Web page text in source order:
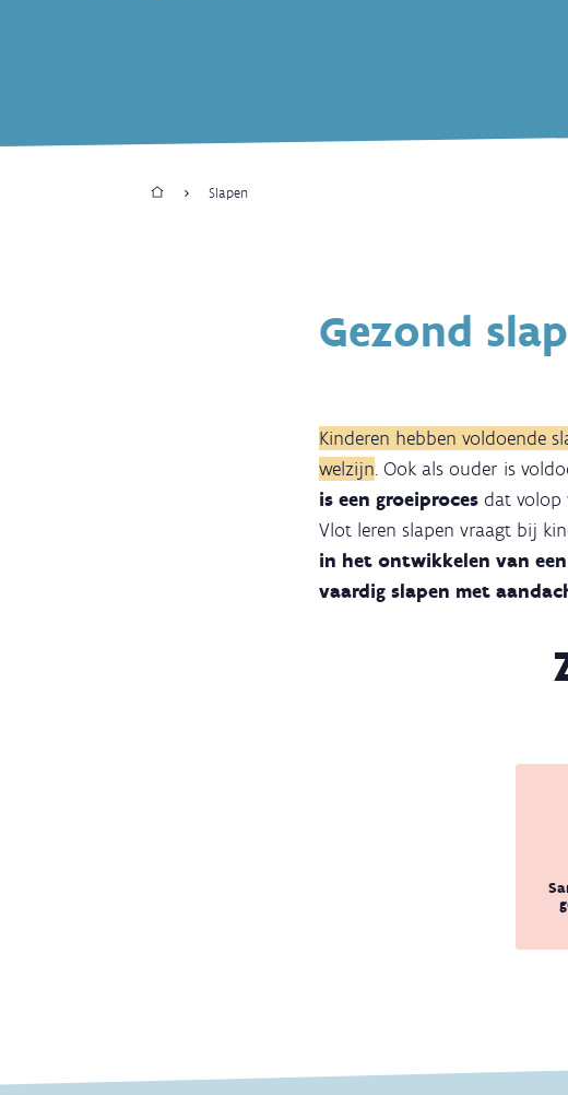
Home Slapen
Gezond
Kinderen hebben voldoende
welzijn. Ook als ouder is
is een groeiproces dat volop
Vlot leren slapen vraagt bij
in het ontwikkelen van
vaardig slapen met